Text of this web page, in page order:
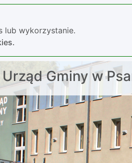
lub wykorzystanie.
Urząd Gminy w